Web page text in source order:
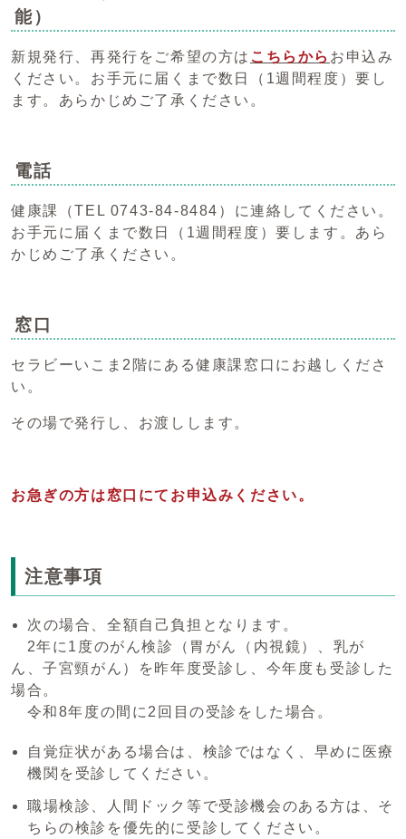
能）
新規発行、再発行をご希望の方は こちらから お申込み
ください。お手元に届くまで数日（1週間程度）要し
ます。あらかじめご了承ください。
電話
健康課（TEL 0743-84-8484）に連絡してください。
お手元に届くまで数日（1週間程度）要します。あら
かじめご了承ください。
窓口
セラビーいこま2階にある健康課窓口にお越しくださ
い。
その場で発行し、お渡しします。
お急ぎの方は窓口にてお申込みください。
注意事項
次の場合、全額自己負担となります。
2年に1度のがん検診（胃がん（内視鏡）、乳が
ん、子宮頸がん）を昨年度受診し、今年度も受診した
場合。
令和8年度の間に2回目の受診をした場合。
自覚症状がある場合は、検診ではなく、早めに医療
機関を受診してください。
職場検診、人間ドック等で受診機会のある方は、そ
ちらの検診を優先的に受診してください。